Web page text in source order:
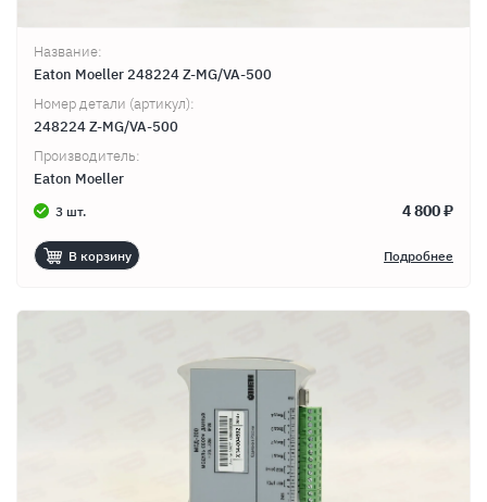
Название:
Eaton Moeller 248224 Z-MG/VA-500
Номер детали (артикул):
248224 Z-MG/VA-500
Производитель:
Eaton Moeller
3 шт. 4 800 ₽
В корзину Подробнее